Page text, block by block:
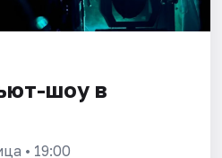
шоу в
• 19:00